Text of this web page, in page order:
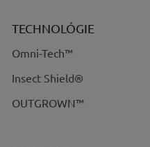
TECHNOLÓGIE
Omni-Tech™
Insect Shield®
OUTGROWN™